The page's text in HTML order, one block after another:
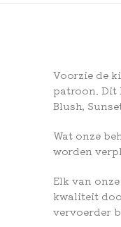
Voorzie de
patroon. Dit
Blush,
Wat onze
worden
Elk van
kwaliteit
vervoerder